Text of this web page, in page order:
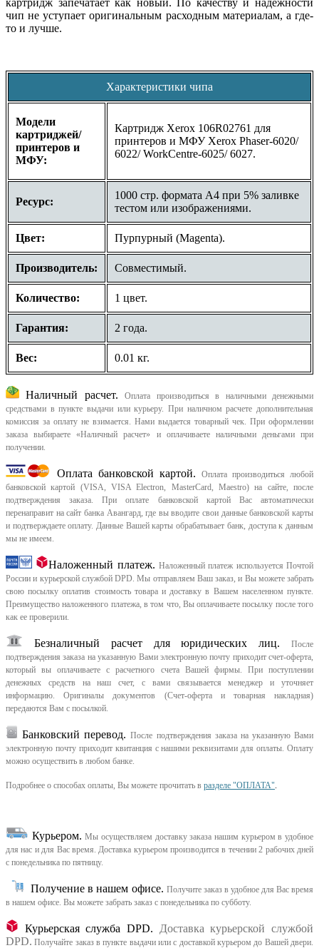
чип не уступает оригинальным расходным материалам, а где-
то и лучше.
Характеристики чипа
Модели
картриджей/
принтеров и
МФУ:
Картридж Xerox 106R02761 для
принтеров и МФУ Xerox Phaser-6020/
6022/ WorkCentre-6025/ 6027.
Ресурс:
1000 стр. формата A4 при 5% заливке
тестом или изображениями.
Цвет: Пурпурный (Magenta).
Производитель: Совместимый.
Количество: 1 цвет.
Гарантия: 2 года.
Вес: 0.01 кг.
Наличный расчет.
Оплата производиться в наличными денежными
средствами в пункте выдачи или курьеру. При наличном расчете дополнительная
комиссия за оплату не взимается. Нами выдается товарный чек. При оформлении
заказа выбираете «Наличный расчет» и оплачиваете наличными деньгами при
получении.
Оплата банковской картой.
Оплата производиться любой
банковской картой (VISA, VISA Electron, MasterCard, Maestro) на сайте, после
подтверждения заказа. При оплате банковской картой Вас автоматически
перенаправит на сайт банка Авангард, где вы вводите свои данные банковской карты
и подтверждаете оплату. Данные Вашей карты обрабатывает банк, доступа к данным
мы не имеем.
Наложенный платеж. Наложенный платеж используется Почтой
России и курьерской службой DPD. Мы отправляем Ваш заказ, и Вы можете забрать
свою посылку оплатив стоимость товара и доставку в Вашем населенном пункте.
Преимущество наложенного платежа, в том что, Вы оплачиваете посылку после того
как ее проверили.
Безналичный расчет для юридических лиц.
После
подтверждения заказа на указанную Вами электронную почту приходит счет-оферта,
который вы оплачиваете с расчетного счета Вашей фирмы. При поступлении
денежных средств на наш счет, с вами связывается менеджер и уточняет
информацию. Оригиналы документов (Счет-оферта и товарная накладная)
передаются Вам с посылкой.
Банковский перевод. После подтверждения заказа на указанную Вами
электронную почту приходит квитанция с нашими реквизитами для оплаты. Оплату
можно осуществить в любом банке.
Подробнее о способах оплаты, Вы можете прочитать в разделе "ОПЛАТА"
Курьером. Мы осуществляем доставку заказа нашим курьером в удобное
для нас и для Вас время. Доставка курьером производится в течении 2 рабочих дней
с понедельника по пятницу.
Получение в нашем офисе. Получите заказ в удобное для Вас время
в нашем офисе. Вы можете забрать заказ с понедельника по субботу.
Курьерская служба DPD.
Доставка курьерской службой
DPD. Получайте заказ в пункте выдачи или с доставкой курьером до Вашей двери.